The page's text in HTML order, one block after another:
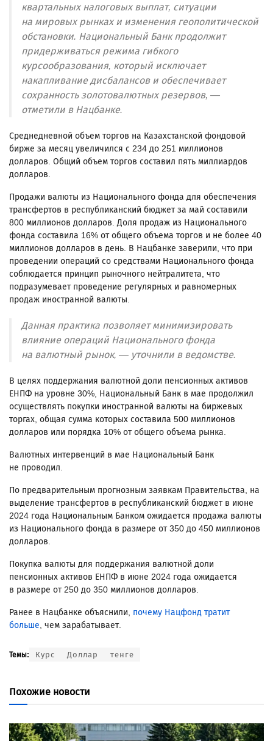
квартальных налоговых выплат, ситуации
на мировых рынках и изменения геополитической
обстановки. Национальный Банк продолжит
придерживаться режима гибкого
курсообразования, который исключает
накапливание дисбалансов и обеспечивает
сохранность золотовалютных резервов, —
отметили в Нацбанке.
Среднедневной объем торгов на Казахстанской фондовой
бирже за месяц увеличился с 234 до 251 миллионов
долларов. Общий объем торгов составил пять миллиардов
долларов.
Продажи валюты из Национального фонда для обеспечения
трансфертов в республиканский бюджет за май составили
800 миллионов долларов. Доля продаж из Национального
фонда составила 16% от общего объема торгов и не более 40
миллионов долларов в день. В Нацбанке заверили, что при
проведении операций со средствами Национального фонда
соблюдается принцип рыночного нейтралитета, что
подразумевает проведение регулярных и равномерных
продаж иностранной валюты.
Данная практика позволяет минимизировать
влияние операций Национального фонда
на валютный рынок, — уточнили в ведомстве.
В целях поддержания валютной доли пенсионных активов
ЕНПФ на уровне 30%, Национальный Банк в мае продолжил
осуществлять покупки иностранной валюты на биржевых
торгах, общая сумма которых составила 500 миллионов
долларов или порядка 10% от общего объема рынка.
Валютных интервенций в мае Национальный Банк
не проводил.
По предварительным прогнозным заявкам Правительства, на
выделение трансфертов в республиканский бюджет в июне
2024 года Национальным Банком ожидается продажа валюты
из Национального фонда в размере от 350 до 450 миллионов
долларов.
Покупка валюты для поддержания валютной доли
пенсионных активов ЕНПФ в июне 2024 года ожидается
в размере от 250 до 350 миллионов долларов.
Ранее в Нацбанке объяснили, почему Нацфонд тратит
больше, чем зарабатывает.
Темы: Курс Доллар тенге
Похожие новости